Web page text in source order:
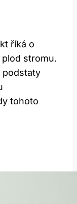
říká o
stromu.
podstaty
tohoto